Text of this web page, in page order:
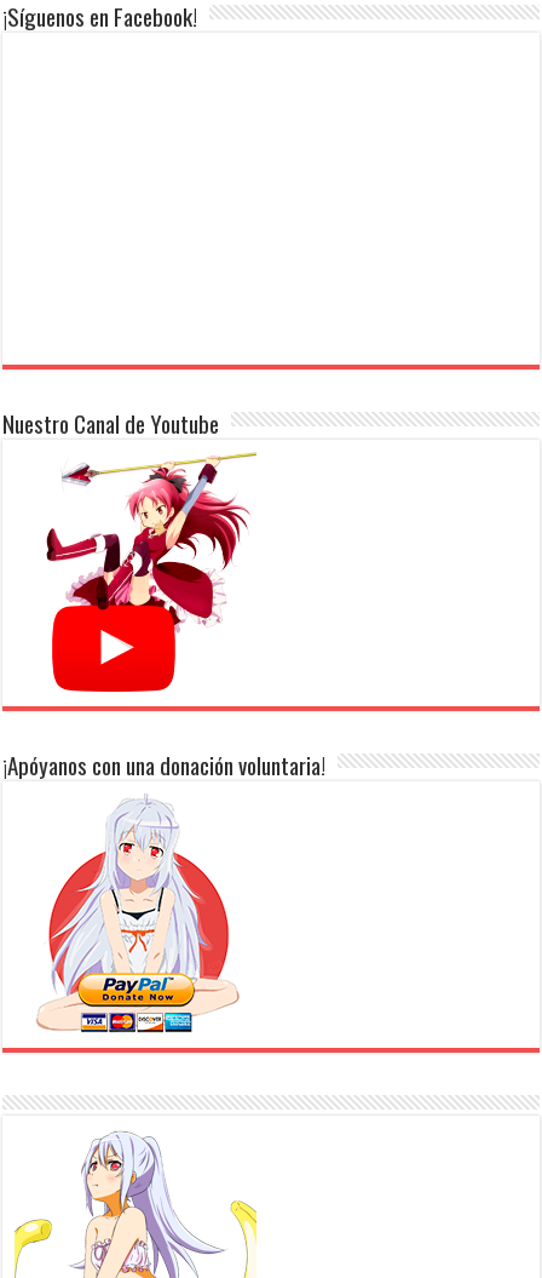
¡Síguenos en Facebook!
Nuestro Canal de Youtube
¡Apóyanos con una donación voluntaria!